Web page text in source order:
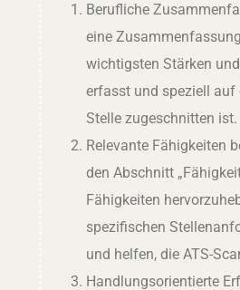
Berufliche
eine
wichtigsten Stärken
erfasst und speziell auf
Stelle zugeschnitten ist.
Relevante Fähigkeiten
den Abschnitt
Fähigkeiten
spezifischen
und helfen, die ATS-
Handlungsorientierte